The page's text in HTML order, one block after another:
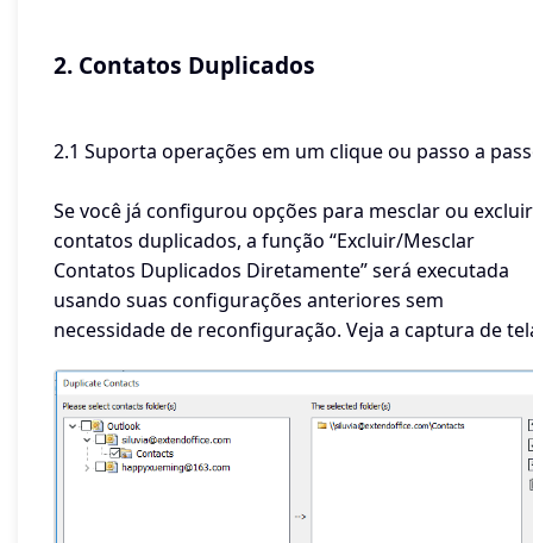
2. Contatos Duplicados
2.1 Suporta operações em um clique ou passo a
Se você já configurou opções para mesclar ou excluir
contatos duplicados, a função “Excluir/Mesclar
Contatos Duplicados Diretamente” será executada
usando suas configurações anteriores sem
necessidade de reconfiguração. Veja a captura de